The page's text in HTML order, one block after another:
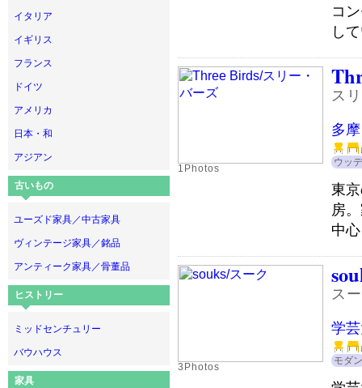
イタリア
イギリス
フランス
ドイツ
アメリカ
日本・和
アジアン
古いもの
ユーズド家具／中古家具
ヴィンテージ家具／銘品
アンティーク家具／骨董品
ヒストリー
ミッドセンチュリー
バウハウス
家具
コ
し
1Photos
ス
多摩
ウッ
東
房
中
3Photos
ス
学
モダン